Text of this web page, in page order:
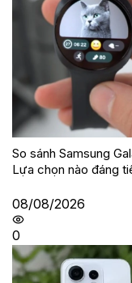
So sánh Samsung
Lựa chọn nào đáng
08/08/2026
0